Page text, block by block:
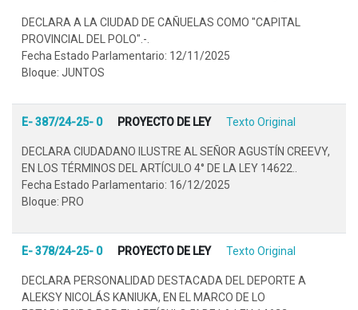
DECLARA A LA CIUDAD DE CAÑUELAS COMO "CAPITAL
PROVINCIAL DEL POLO".-.
Fecha Estado Parlamentario: 12/11/2025
Bloque: JUNTOS
E- 387/24-25- 0 PROYECTO DE LEY Texto Original
DECLARA CIUDADANO ILUSTRE AL SEÑOR AGUSTÍN CREEVY,
EN LOS TÉRMINOS DEL ARTÍCULO 4° DE LA LEY 14622..
Fecha Estado Parlamentario: 16/12/2025
Bloque: PRO
E- 378/24-25- 0 PROYECTO DE LEY Texto Original
DECLARA PERSONALIDAD DESTACADA DEL DEPORTE A
ALEKSY NICOLÁS KANIUKA, EN EL MARCO DE LO